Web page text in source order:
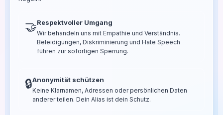
🤝Respektvoller Umgang
Wir behandeln uns mit Empathie und Verständnis.
Beleidigungen, Diskriminierung und Hate Speech
führen zur sofortigen Sperrung.
🔒Anonymität schützen
Keine Klarnamen, Adressen oder persönlichen Daten
anderer teilen. Dein Alias ist dein Schutz.